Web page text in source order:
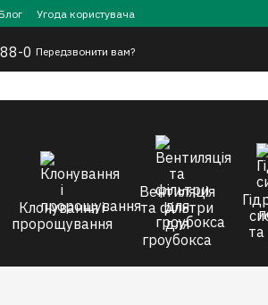
Угода користувача
0 Передзвонити вам?
Клонування і
пророщування
Вентиляція
та фільтри
для
гроубокса
та